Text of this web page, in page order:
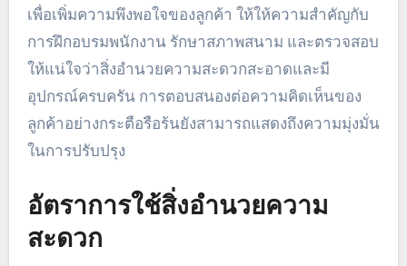
เพื่อเพิ่มความพึงพอใจของลูกค้า ให้ให้ความสำคัญกับ
การฝึกอบรมพนักงาน รักษาสภาพสนาม และตรวจสอบ
ให้แน่ใจว่าสิ่งอำนวยความสะดวกสะอาดและมี
อุปกรณ์ครบครัน การตอบสนองต่อความคิดเห็นของ
ลูกค้าอย่างกระตือรือร้นยังสามารถแสดงถึงความมุ่งมั่น
ในการปรับปรุง
อัตราการใช้สิ่งอำนวยความ
สะดวก